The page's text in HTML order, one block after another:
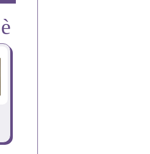
è تابلوهات